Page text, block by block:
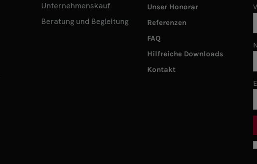
Unternehmenskauf
Beratung und Begleitung
Unser Honorar
Referenzen
FAQ
Hilfreiche Downloads
Kontakt